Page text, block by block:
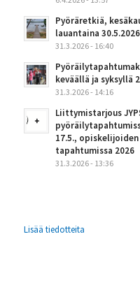
Pyöräretkiä,
lauantaina 30.5.2026
31.3.2026 - 16:40
keväällä ja syksyllä
31.3.2026 - 14:16
Liittymistarjous
17.5.,
tapahtumissa 2026
31.3.2026 - 13:36
Lisää tiedotteita